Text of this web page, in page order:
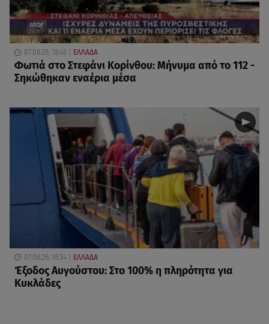
07.08.26, 18:45 ΕΛΛΑΔΑ
Φωτιά στο Στεφάνι Κορίνθου: Μήνυμα από το 112 -
Σηκώθηκαν εναέρια μέσα
07.08.26, 18:34 ΕΛΛΑΔΑ
Έξοδος Αυγούστου: Στο 100% η πληρότητα για
Κυκλάδες